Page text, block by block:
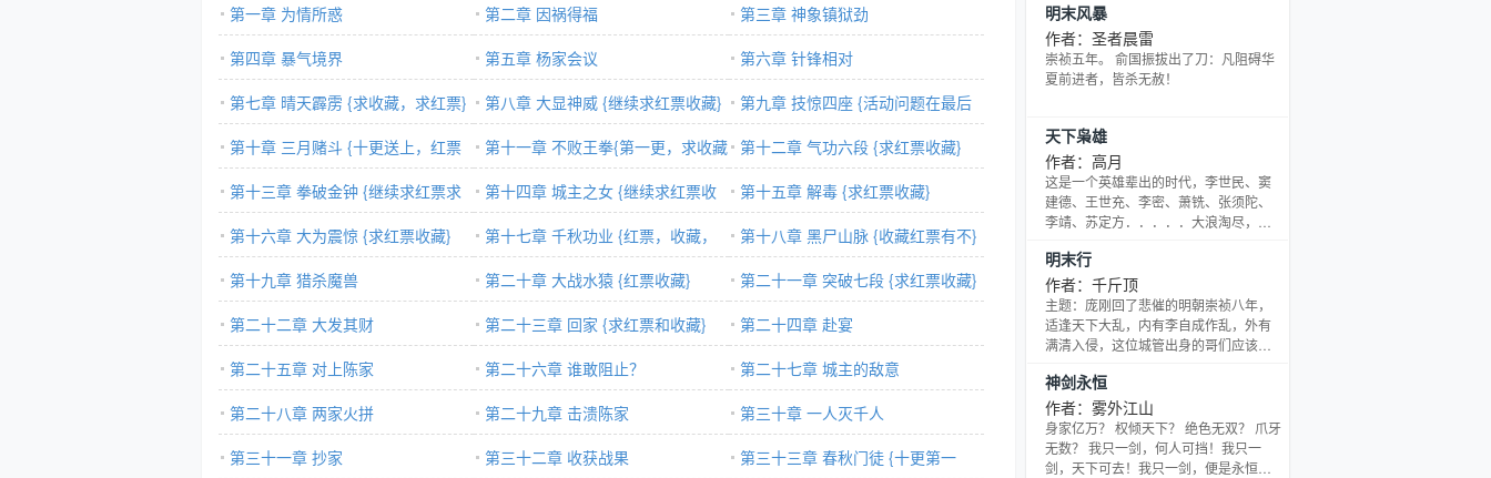
第一章 为情所惑 第二章 因祸得福
第三章 神象镇狱劲
第四章 暴气境界
第五章 杨家会议
第六章 针锋相对
第七章 晴天霹雳 {求收藏，求红票}
第八章 大显神威 {继续求红票收藏}
第九章 技惊四座 {活动问题在最后
哦，求红票收藏
第十章 三月赌斗 {十更送上，红票
收藏啊}
第十一章 不败王拳{第一更，求收藏
红票}
第十二章 气功六段 {求红票收藏}
第十三章 拳破金钟 {继续求红票求
收藏}
第十四章 城主之女 {继续求红票收
藏}
第十五章 解毒 {求红票收藏}
第十六章 大为震惊 {求红票收藏}
第十七章 千秋功业 {红票，收藏，
你们懂的}
第十八章 黑尸山脉 {收藏红票有不}
第十九章 猎杀魔兽
第二十章 大战水猿 {红票收藏}
第二十一章 突破七段 {求红票收藏}
第二十二章 大发其财
第二十三章 回家 {求红票和收藏}
第二十四章 赴宴
第二十五章 对上陈家
第二十六章 谁敢阻止？
第二十七章 城主的敌意
第二十八章 两家火拼
第二十九章 击溃陈家
第三十章 一人灭千人
第三十一章 抄家
第三十二章 收获战果
第三十三章 春秋门徒 {十更第一
无解，盖帽无解…… 从此，他无法阻
挡。他就是篮球场上的得分王，制霸篮
坛的超级MVP！有史以来对人类篮球影
响最大的篮坛上帝！ 有激情、有热血，
明末风暴
作者：圣者晨雷
崇祯五年。 俞国振拔出了刀：凡阻碍华
夏前进者，皆杀无赦！
天下枭雄
作者：高月
这是一个英雄辈出的时代，李世民、窦
建德、王世充、李密、萧铣、张须陀、
李靖、苏定方．．．．．大浪淘尽，千
代，隋末天下，群雄争霸，美人似玉，
江山如画，唯强者可居。 魂系千年，权
门庶子，黄沙百战，气吞万里如虎，对
面李唐的强势兴起，他敢与之争夺天下
否？
明末行
作者：千斤顶
主题：庞刚回了悲催的明朝崇祯八年，
适逢天下大乱，内有李自成作乱，外有
满清入侵，这位城管出身的哥们应该怎
入侵还是要拿起菜刀反抗呢？呃，等
等，不是说每一位穿越的哥们都有一根
金手指吗？哥们的金手指在哪里？哦！
该死的竟然是《近代武器百科》？可是
俺只是城管不是钳工啊！谁能告诉我这
神剑永恒
作者：雾外江山
身家亿万？ 权倾天下？ 绝色无双？ 爪牙
无数？ 我只一剑，何人可挡！我只一
剑，天下可去！我只一剑，便是永恒！